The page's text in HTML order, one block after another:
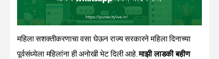
महिला सशक्तीकरणाचा वसा घेऊन राज्य सरकारने महिला दिनाच्या
पूर्वसंध्येला महिलांना ही अनोखी भेट दिली आहे.माझी लाडकी बहीण